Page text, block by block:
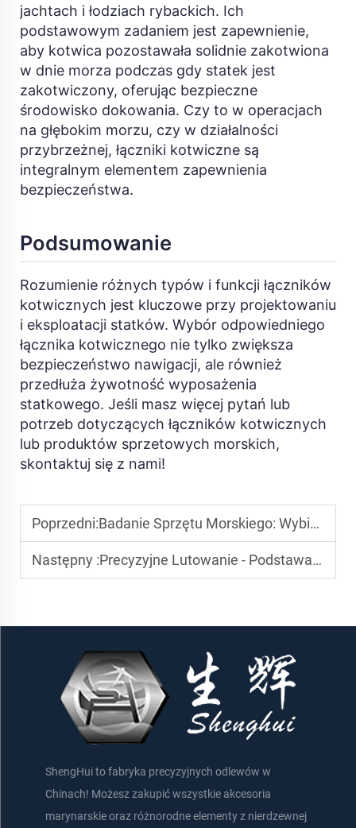
jachtach i łodziach rybackich. Ich
podstawowym zadaniem jest zapewnienie,
aby kotwica pozostawała solidnie zakotwiona
w dnie morza podczas gdy statek jest
zakotwiczony, oferując bezpieczne
środowisko dokowania. Czy to w operacjach
na głębokim morzu, czy w działalności
przybrzeżnej, łączniki kotwiczne są
integralnym elementem zapewnienia
bezpieczeństwa.
Podsumowanie
Rozumienie różnych typów i funkcji łączników
kotwicznych jest kluczowe przy projektowaniu
i eksploatacji statków. Wybór odpowiedniego
łącznika kotwicznego nie tylko zwiększa
bezpieczeństwo nawigacji, ale również
przedłuża żywotność wyposażenia
statkowego. Jeśli masz więcej pytań lub
potrzeb dotyczących łączników kotwicznych
lub produktów sprzetowych morskich,
skontaktuj się z nami!
Poprzedni:Badanie Sprzętu Morskiego: Wybieranie Poprawnych Akcesoriów dla Twojego Jachtu
Następny :Precyzyjne Lutowanie - Podstawa Wysoko jakościowych Akcesoriów Lodowych
ShengHui to fabryka precyzyjnych odlewów w
Chinach! Możesz zakupić wszystkie akcesoria
marynarskie oraz różnorodne elementy z nierdzewnej